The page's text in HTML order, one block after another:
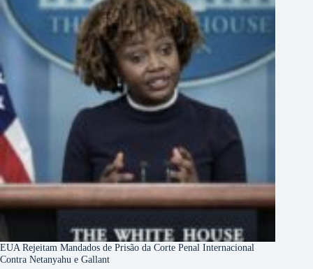
EUA Rejeitam Mandados de Prisão da Corte Penal Internacional
Contra Netanyahu e Gallant